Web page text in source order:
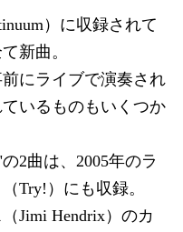
）に収録されて
新曲。
にライブで演奏され
いるものもいくつか
2曲は、2005年のラ
Try!）にも収録。
Jimi Hendrix）のカ